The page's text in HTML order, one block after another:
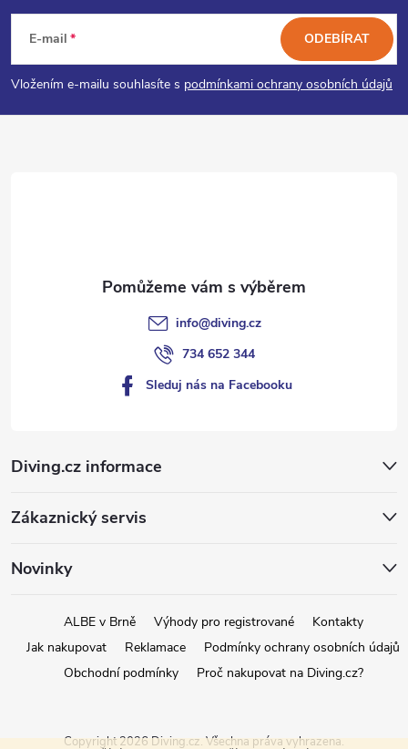
p
a
E-mail
Vložením e-mailu souhlasíte s podmínkami ochrany osobních údajů
ODEBÍRAT
Diving.cz informace
Zákaznický servis
Novinky
info@diving.cz
734 652 344
Sleduj nás na Facebooku
ALBE v Brně Výhody pro registrované
Kontakty
Jak nakupovat
Reklamace
Podmínky ochrany osobních údajů
Obchodní podmínky
Proč nakupovat na Diving.cz?
Copyright 2026 Diving.cz. Všechna práva vyhrazena.